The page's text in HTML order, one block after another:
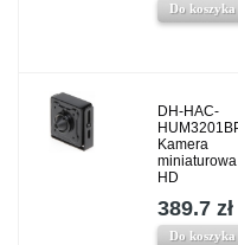
Do koszyka
DH-HAC-
Kamera
miniaturowa
HD
389.7 zł
Do koszyka